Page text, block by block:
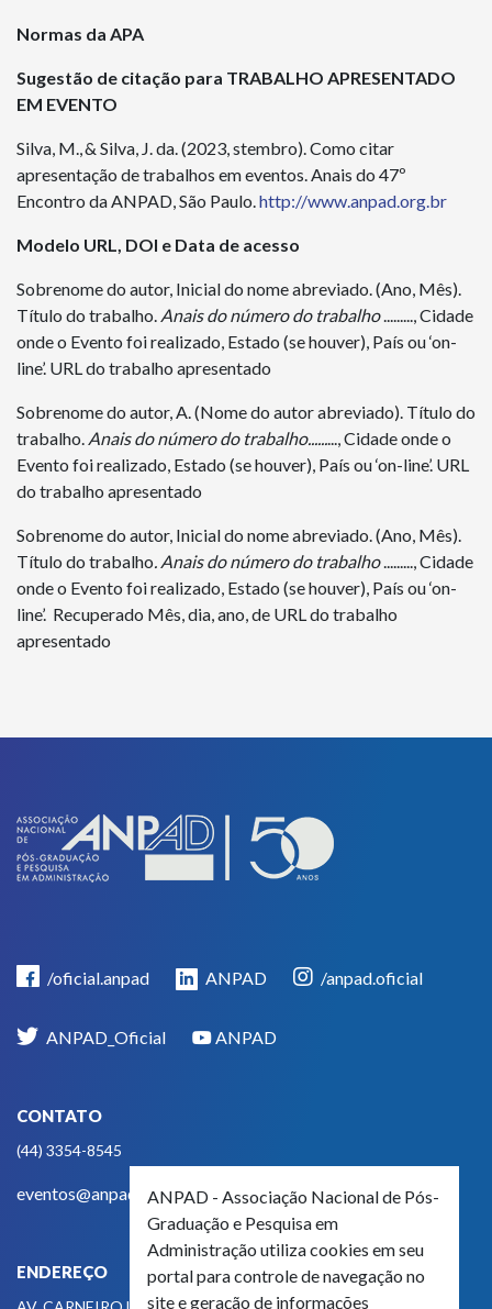
Normas da APA
Sugestão de citação para TRABALHO APRESENTADO
EM EVENTO
Silva, M.,& Silva, J. da.(2023, stembro). Como citar
apresentação de trabalhos em eventos.Anais do 47º
Encontro da ANPAD, São Paulo.http://www.anpad.org.br
Modelo URL, DOI e Data de acesso
Sobrenome do autor, Inicial do nome abreviado. (Ano, Mês).
Título do trabalho. Anais do número do trabalho........., Cidade
onde o Evento foi realizado, Estado (se houver), País ou ‘on-
line’. URL do trabalho apresentado
Sobrenome do autor, A. (Nome do autor abreviado). Título do
trabalho. Anais do número do trabalho........., Cidade onde o
Evento foi realizado, Estado (se houver), País ou ‘on-line’. URL
do trabalho apresentado
Sobrenome do autor, Inicial do nome abreviado. (Ano, Mês).
Título do trabalho. Anais do número do trabalho........., Cidade
onde o Evento foi realizado, Estado (se houver), País ou ‘on-
line’. Recuperado Mês, dia, ano, de URL do trabalho
apresentado
/oficial.anpad ANPAD /anpad.oficial
ANPAD_Oficial ANPAD
CONTATO
(44) 3354-8545
eventos@anpad.org.br
ENDEREÇO
ANPAD - Associação Nacional de Pós-
Graduação e Pesquisa em
Administração utiliza cookies em seu
portal para controle de navegação no
site e geração de informações